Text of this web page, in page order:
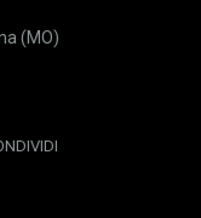
(MO)